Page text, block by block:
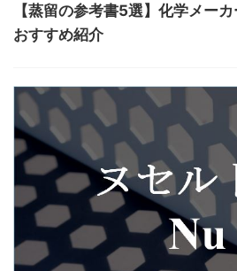
【蒸留の参考書5選】化学メー
おすすめ紹介